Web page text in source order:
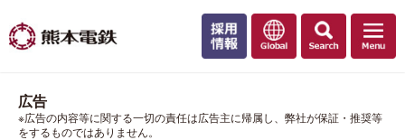
広告
※広告の内容等に関する一切の責任は広告主に帰属し、弊社が保証・推奨等
をするものではありません。